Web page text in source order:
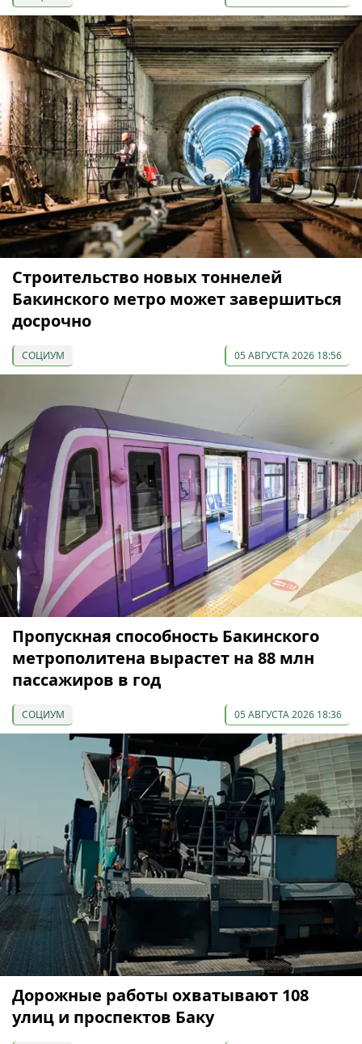
Строительство новых тоннелей
Бакинского метро может завершиться
досрочно
СОЦИУМ 05 АВГУСТА 2026 18:56
Пропускная способность Бакинского
метрополитена вырастет на 88 млн
пассажиров в год
СОЦИУМ 05 АВГУСТА 2026 18:36
Дорожные работы охватывают 108
улиц и проспектов Баку